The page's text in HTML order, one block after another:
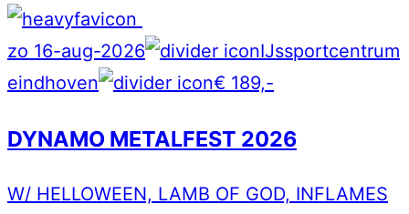
zo 16-aug-2026
IJssportcentrum
eindhoven
€ 189,-
DYNAMO METALFEST 2026
W/ HELLOWEEN, LAMB OF GOD, INFLAMES